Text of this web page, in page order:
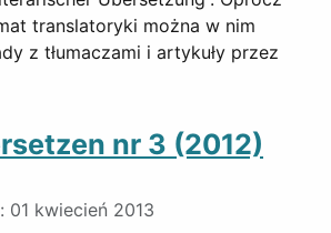
translatoryki można w nim
z tłumaczami i artykuły przez
nr 3 (2012)
01 kwiecień 2013